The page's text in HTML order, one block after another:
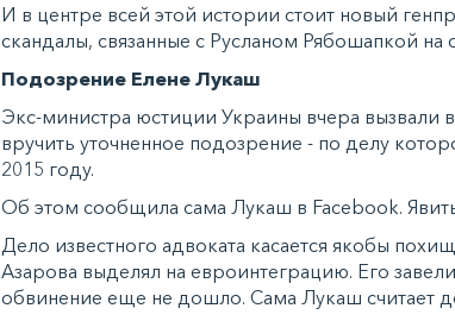
И в центре всей этой истории стоит новый
скандалы, связанные с Русланом Рябошапкой
Подозрение Елене Лукаш
Экс-министра юстиции Украины вчера вызвали в
вручить уточненное подозрение - по делу
2015 году.
Об этом сообщила сама Лукаш в Facebook.
Дело известного адвоката касается якобы
Азарова выделял на евроинтеграцию. Его
обвинение еще не дошло. Сама Лукаш считает